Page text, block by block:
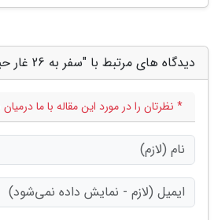
دیدگاه های مرتبط با "سفر به 26 غار حیرت انگیز در دنیا"
* نظرتان را در مورد این مقاله با ما درمیان